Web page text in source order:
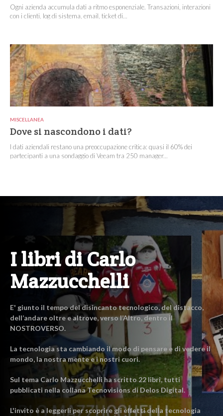
Ogni azienda accumula dati a ritmo esponenziale. Transazioni, interazioni
con i clienti, log di sistema, email, ticket di...
MISCELLANEA
Dove si nascondono i dati?
I dati aziendali restano una preoccupazione critica: quasi il 60% dei
partecipanti a una sondaggio di Veeam tra 250 manager...
I libri di Carlo
Mazzucchelli
E' giunto il tempo del disincanto tecnologico, del distacco,
dell’andare oltre e altrove, verso l’Altro, dentro il
NOSTROVERSO.
La tecnologia sta cambiando il modo di pensare e di vedere il
mondo, la nostra mente e i nostri cuori.
Sul tema Carlo Mazzucchelli ha scritto 22 libri, tutti
pubblicati nella collana Tecnovisions di Delos Digital.
L'invito è a leggerli per scoprire gli effetti della tecnologia